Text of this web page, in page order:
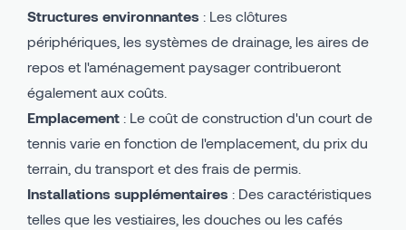
Structures environnantes : Les clôtures
périphériques, les systèmes de drainage, les aires de
repos et l'aménagement paysager contribueront
également aux coûts.
Emplacement : Le coût de construction d'un court de
tennis varie en fonction de l'emplacement, du prix du
terrain, du transport et des frais de permis.
Installations supplémentaires : Des caractéristiques
telles que les vestiaires, les douches ou les cafés